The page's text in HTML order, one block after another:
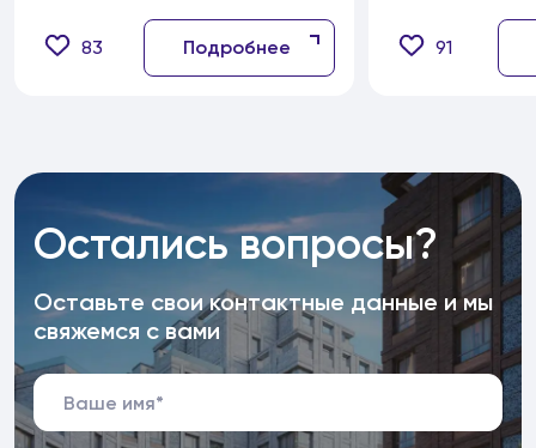
83 Подробнее 91
Остались вопросы?
Оставьте свои контактные данные и мы
свяжемся с вами